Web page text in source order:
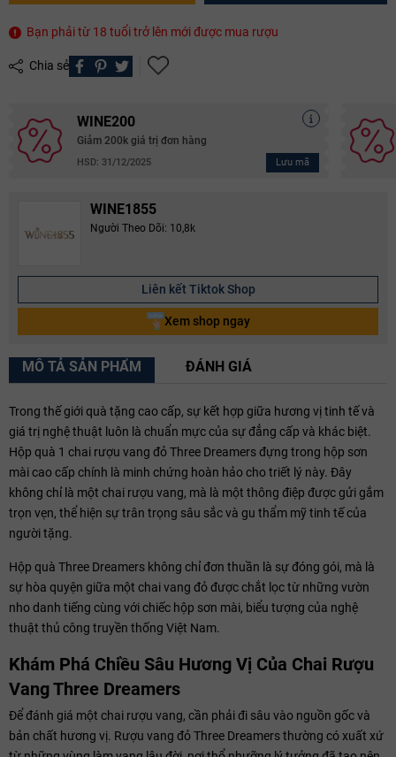
Bạn phải từ 18 tuổi trở lên mới được mua rượu
Chia sẻ
WINE200
Giảm 200k giá trị đơn hàng
HSD: 31/12/2025 Lưu mã
WINE1855
Người Theo Dõi: 10,8k
Liên kết Tiktok Shop
Xem shop ngay
MÔ TẢ SẢN PHẨM ĐÁNH GIÁ
Trong thế giới quà tặng cao cấp, sự kết hợp giữa hương vị tinh tế và
giá trị nghệ thuật luôn là chuẩn mực của sự đẳng cấp và khác biệt.
Hộp quà 1 chai rượu vang đỏ Three Dreamers đựng trong hộp sơn
mài cao cấp chính là minh chứng hoàn hảo cho triết lý này. Đây
không chỉ là một chai rượu vang, mà là một thông điệp được gửi gắm
trọn vẹn, thể hiện sự trân trọng sâu sắc và gu thẩm mỹ tinh tế của
người tặng.
Hộp quà Three Dreamers không chỉ đơn thuần là sự đóng gói, mà là
sự hòa quyện giữa một chai vang đỏ được chắt lọc từ những vườn
nho danh tiếng cùng với chiếc hộp sơn mài, biểu tượng của nghệ
thuật thủ công truyền thống Việt Nam.
Khám Phá Chiều Sâu Hương Vị Của Chai Rượu
Vang Three Dreamers
Để đánh giá một chai rượu vang, cần phải đi sâu vào nguồn gốc và
bản chất hương vị. Rượu vang đỏ Three Dreamers thường có xuất xứ